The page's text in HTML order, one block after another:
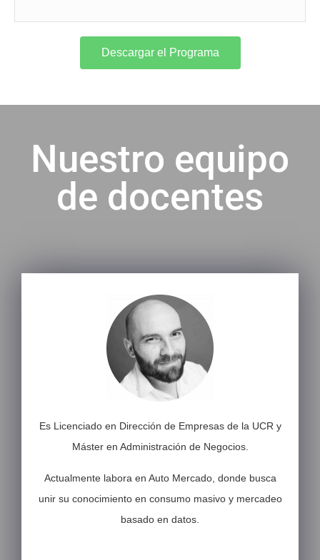
Descargar el Programa
Nuestro equipo
de docentes
Es Licenciado en Dirección de Empresas de la UCR y
Máster en Administración de Negocios.
Actualmente labora en Auto Mercado, donde busca
unir su conocimiento en consumo masivo y mercadeo
basado en datos.